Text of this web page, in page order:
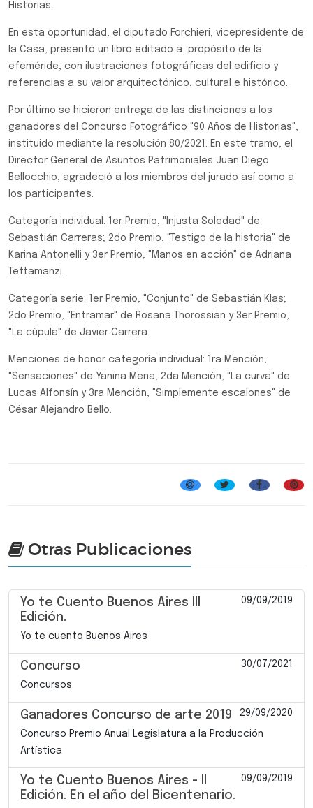
Historias.
En esta oportunidad, el diputado Forchieri, vicepresidente de
la Casa, presentó un libro editado a propósito de la
efeméride, con ilustraciones fotográficas del edificio y
referencias a su valor arquitectónico, cultural e histórico.
Por último se hicieron entrega de las distinciones a los
ganadores del Concurso Fotográfico "90 Años de Historias",
instituido mediante la resolución 80/2021. En este tramo, el
Director General de Asuntos Patrimoniales Juan Diego
Bellocchio, agradeció a los miembros del jurado así como a
los participantes.
Categoría individual: 1er Premio, "Injusta Soledad" de
Sebastián Carreras; 2do Premio, "Testigo de la historia" de
Karina Antonelli y 3er Premio, "Manos en acción" de Adriana
Tettamanzi.
Categoría serie: 1er Premio, "Conjunto" de Sebastián Klas;
2do Premio, "Entramar" de Rosana Thorossian y 3er Premio,
"La cúpula" de Javier Carrera.
Menciones de honor categoría individual: 1ra Mención,
"Sensaciones" de Yanina Mena; 2da Mención, "La curva" de
Lucas Alfonsín y 3ra Mención, "Simplemente escalones" de
César Alejandro Bello.
Otras Publicaciones
Yo te Cuento Buenos Aires III
Edición.
09/09/2019
Yo te cuento Buenos Aires
Concurso 30/07/2021
Concursos
Ganadores Concurso de arte 2019 29/09/2020
Concurso Premio Anual Legislatura a la Producción
Artística
Yo te Cuento Buenos Aires - II
Edición. En el año del Bicentenario.
09/09/2019